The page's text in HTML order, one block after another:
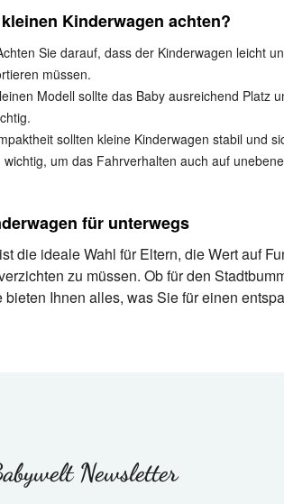
Kinderwagen achten?
Sie darauf, dass der Kinderwagen leicht
müssen.
Modell sollte das Baby ausreichend Platz
sollten kleine Kinderwagen stabil und
um das Fahrverhalten auch auf
für unterwegs
ist die ideale Wahl für Eltern, die Wert auf
zu müssen. Ob für den
Ihnen alles, was Sie für einen
Newsletter